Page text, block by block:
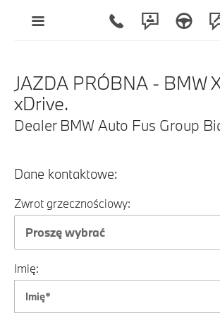
JAZDA PRÓBNA - BMW
xDrive.
Dealer BMW Auto Fus Group
Dane kontaktowe:
Zwrot grzecznościowy:
Proszę wybrać
Imię: